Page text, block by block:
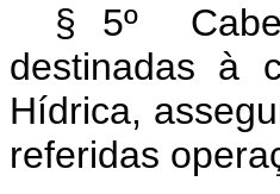
§ 5º
destinadas à
Hídrica,
referidas